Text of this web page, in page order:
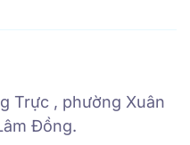
Trực , phường Xuân
Đồng.